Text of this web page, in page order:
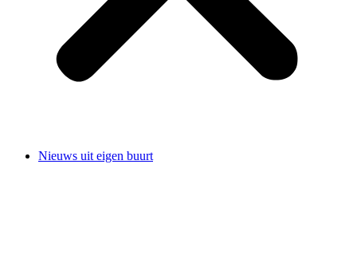
Nieuws uit eigen buurt